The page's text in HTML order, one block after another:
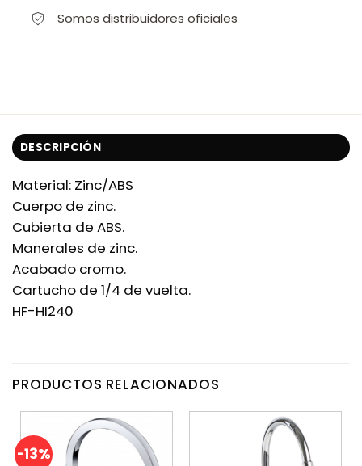
Somos distribuidores oficiales
DESCRIPCIÓN
Material: Zinc/ABS
Cuerpo de zinc.
Cubierta de ABS.
Manerales de zinc.
Acabado cromo.
Cartucho de 1/4 de vuelta.
HF-HI240
PRODUCTOS RELACIONADOS
-13%